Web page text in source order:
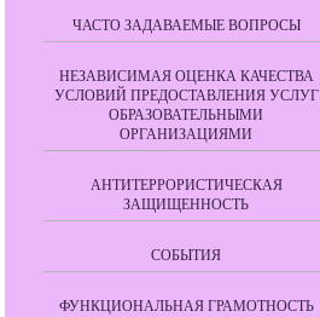
ЧАСТО ЗАДАВАЕМЫЕ ВОПРОСЫ
НЕЗАВИСИМАЯ ОЦЕНКА КАЧЕСТВА
УСЛОВИЙ ПРЕДОСТАВЛЕНИЯ УСЛУГ
ОБРАЗОВАТЕЛЬНЫМИ
ОРГАНИЗАЦИЯМИ
АНТИТЕРРОРИСТИЧЕСКАЯ
ЗАЩИЩЕННОСТЬ
СОБЫТИЯ
ФУНКЦИОНАЛЬНАЯ ГРАМОТНОСТЬ